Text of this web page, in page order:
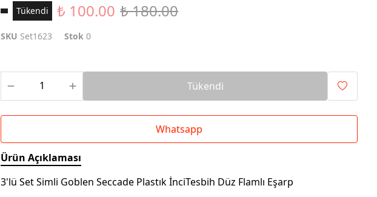
Tükendi ₺ 100.00 ₺ 180.00
SKU Set1623 Stok 0
Tükendi
Whatsapp
Ürün Açıklaması
3'lü Set Simli Goblen Seccade Plastık İnciTesbih Düz Flamlı Eşarp